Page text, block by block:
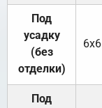
Под
усадку
(без
отделки)
6х6
Под